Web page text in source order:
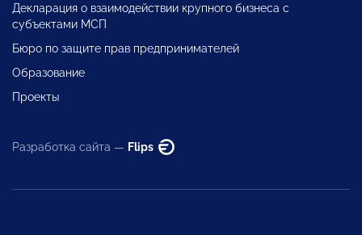
Декларация о взаимодействии крупного бизнеса с
субъектами МСП
Бюро по защите прав предпринимателей
Образование
Проекты
Разработка сайта — Flips